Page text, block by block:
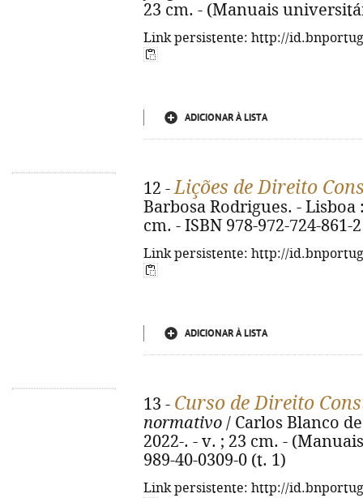
23 cm. - (Manuais
Link persistente: http://
ADICIONAR À LISTA
12 -Lições de Direito
Barbosa Rodrigues. - Lisboa
cm. - ISBN 978-972-724-861-2
Link persistente: http://
ADICIONAR À LISTA
13 - Curso de Direito
normativo / Carlos Blanco
2022-. - v. ; 23 cm. -
989-40-0309-0 (t. 1)
Link persistente: http://